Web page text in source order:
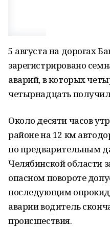
5 августа на дорогах
зарегистрировано
аварий, в которых
четырнадцать
Около десяти часов
районе на 12 км
по предварительным
Челябинской области
опасном повороте
последующим
аварии водитель
происшествия.